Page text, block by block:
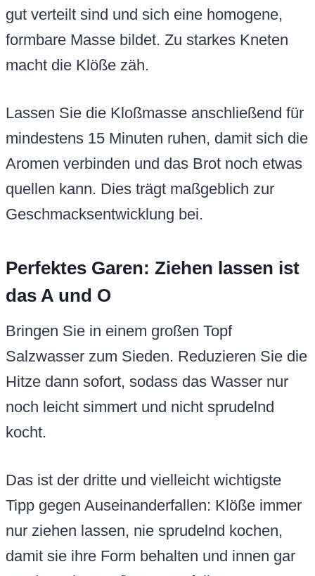
gut verteilt sind und sich eine homogene,
formbare Masse bildet. Zu starkes Kneten
macht die Klöße zäh.
Lassen Sie die Kloßmasse anschließend für
mindestens 15 Minuten ruhen, damit sich die
Aromen verbinden und das Brot noch etwas
quellen kann. Dies trägt maßgeblich zur
Geschmacksentwicklung bei.
Perfektes Garen: Ziehen lassen ist
das A und O
Bringen Sie in einem großen Topf
Salzwasser zum Sieden. Reduzieren Sie die
Hitze dann sofort, sodass das Wasser nur
noch leicht simmert und nicht sprudelnd
kocht.
Das ist der dritte und vielleicht wichtigste
Tipp gegen Auseinanderfallen: Klöße immer
nur ziehen lassen, nie sprudelnd kochen,
damit sie ihre Form behalten und innen gar